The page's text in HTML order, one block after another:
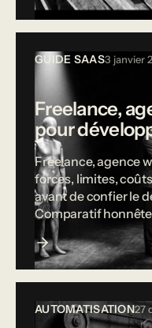
GUIDE SAAS3 janvier
Freelance,
pour
Freelance, agence
forces, limites,
avant de confier le
Comparatif
AUTOMATISATION27